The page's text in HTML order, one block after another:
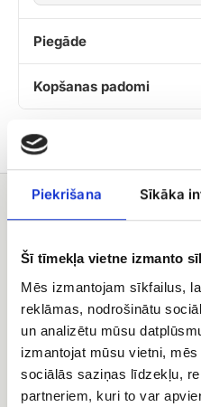
Piekrišana Sīkāka
Šī tīmekļa vietne izmanto
Mēs izmantojam sīkfailus,
reklāmas, nodrošinātu
un analizētu mūsu
izmantojat mūsu vietni,
sociālās saziņas līdzekļu,
partneriem, kuri to var
Piegāde
Kopšanas padomi
pušķis
puķi
dekoratīvā
iepakojumā